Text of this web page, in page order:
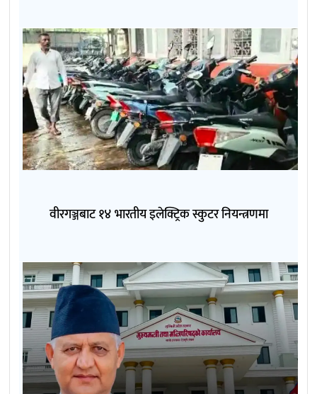
वीरगञ्जबाट १४ भारतीय इलेक्ट्रिक स्कुटर नियन्त्रणमा